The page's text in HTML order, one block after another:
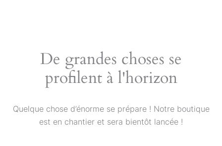
De grandes choses se
profilent à l'horizon
Quelque chose d’énorme se prépare ! Notre boutique
est en chantier et sera bientôt lancée !